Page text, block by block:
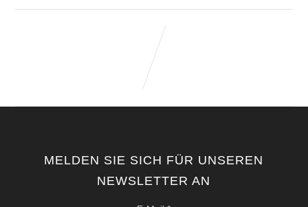
MELDEN SIE SICH FÜR UNSEREN
NEWSLETTER AN